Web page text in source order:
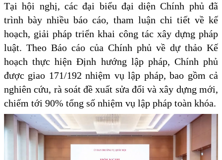
Tại hội nghị, các đại biểu đại diện Chính phủ đã
trình bày nhiều báo cáo, tham luận chi tiết về kế
hoạch, giải pháp triển khai công tác xây dựng pháp
luật. Theo Báo cáo của Chính phủ về dự thảo Kế
hoạch thực hiện Định hướng lập pháp, Chính phủ
được giao 171/192 nhiệm vụ lập pháp, bao gồm cả
nghiên cứu, rà soát đề xuất sửa đổi và xây dựng mới,
chiếm tới 90% tổng số nhiệm vụ lập pháp toàn khóa.